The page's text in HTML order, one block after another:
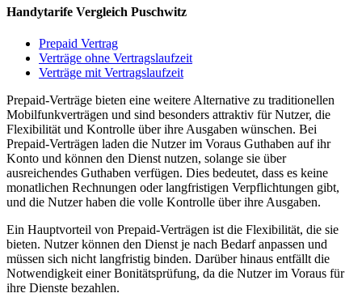
Handytarife Vergleich Puschwitz
Prepaid Vertrag
Verträge ohne Vertragslaufzeit
Verträge mit Vertragslaufzeit
Prepaid-Verträge bieten eine weitere Alternative zu traditionellen
Mobilfunkverträgen und sind besonders attraktiv für Nutzer, die
Flexibilität und Kontrolle über ihre Ausgaben wünschen. Bei
Prepaid-Verträgen laden die Nutzer im Voraus Guthaben auf ihr
Konto und können den Dienst nutzen, solange sie über
ausreichendes Guthaben verfügen. Dies bedeutet, dass es keine
monatlichen Rechnungen oder langfristigen Verpflichtungen gibt,
und die Nutzer haben die volle Kontrolle über ihre Ausgaben.
Ein Hauptvorteil von Prepaid-Verträgen ist die Flexibilität, die sie
bieten. Nutzer können den Dienst je nach Bedarf anpassen und
müssen sich nicht langfristig binden. Darüber hinaus entfällt die
Notwendigkeit einer Bonitätsprüfung, da die Nutzer im Voraus für
ihre Dienste bezahlen.